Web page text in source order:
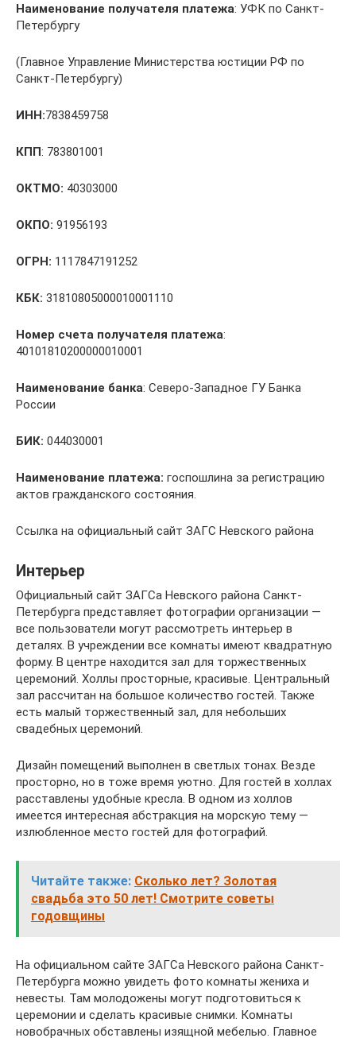
Наименование получателя платежа: УФК по Санкт-
Петербургу
(Главное Управление Министерства юстиции РФ по
Санкт-Петербургу)
ИНН:7838459758
КПП: 783801001
ОКТМО: 40303000
ОКПО: 91956193
ОГРН: 1117847191252
КБК: 31810805000010001110
Номер счета получателя платежа:
40101810200000010001
Наименование банка: Северо-Западное ГУ Банка
России
БИК: 044030001
Наименование платежа: госпошлина за регистрацию
актов гражданского состояния.
Ссылка на официальный сайт ЗАГС Невского района
Интерьер
Официальный сайт ЗАГСа Невского района Санкт-
Петербурга представляет фотографии организации —
все пользователи могут рассмотреть интерьер в
деталях. В учреждении все комнаты имеют квадратную
форму. В центре находится зал для торжественных
церемоний. Холлы просторные, красивые. Центральный
зал рассчитан на большое количество гостей. Также
есть малый торжественный зал, для небольших
свадебных церемоний.
Дизайн помещений выполнен в светлых тонах. Везде
просторно, но в тоже время уютно. Для гостей в холлах
расставлены удобные кресла. В одном из холлов
имеется интересная абстракция на морскую тему —
излюбленное место гостей для фотографий.
Читайте также: Сколько лет? Золотая
свадьба это 50 лет! Смотрите советы
годовщины
На официальном сайте ЗАГСа Невского района Санкт-
Петербурга можно увидеть фото комнаты жениха и
невесты. Там молодожены могут подготовиться к
церемонии и сделать красивые снимки. Комнаты
новобрачных обставлены изящной мебелью. Главное